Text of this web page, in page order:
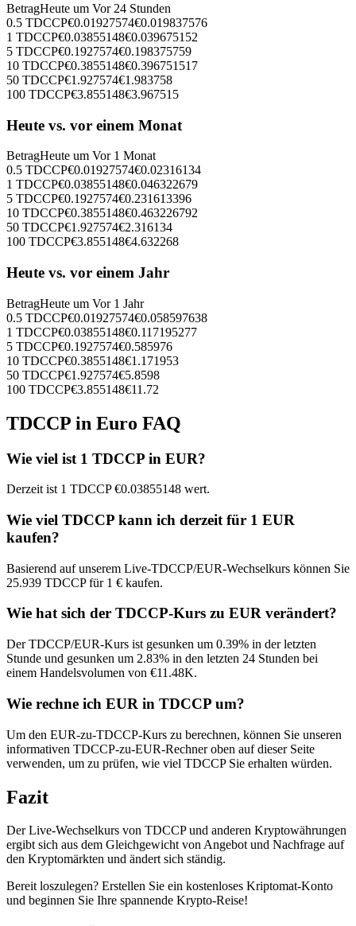
BetragHeute um Vor 24 Stunden
0.5 TDCCP€0.01927574€0.019837576
1 TDCCP€0.03855148€0.039675152
5 TDCCP€0.1927574€0.198375759
10 TDCCP€0.3855148€0.396751517
50 TDCCP€1.927574€1.983758
100 TDCCP€3.855148€3.967515
Heute vs. vor einem Monat
BetragHeute um Vor 1 Monat
0.5 TDCCP€0.01927574€0.02316134
1 TDCCP€0.03855148€0.046322679
5 TDCCP€0.1927574€0.231613396
10 TDCCP€0.3855148€0.463226792
50 TDCCP€1.927574€2.316134
100 TDCCP€3.855148€4.632268
Heute vs. vor einem Jahr
BetragHeute um Vor 1 Jahr
0.5 TDCCP€0.01927574€0.058597638
1 TDCCP€0.03855148€0.117195277
5 TDCCP€0.1927574€0.585976
10 TDCCP€0.3855148€1.171953
50 TDCCP€1.927574€5.8598
100 TDCCP€3.855148€11.72
TDCCP in Euro FAQ
Wie viel ist 1 TDCCP in EUR?
Derzeit ist 1 TDCCP €0.03855148 wert.
Wie viel TDCCP kann ich derzeit für 1 EUR
kaufen?
Basierend auf unserem Live-TDCCP/EUR-Wechselkurs können Sie
25.939 TDCCP für 1 € kaufen.
Wie hat sich der TDCCP-Kurs zu EUR verändert?
Der TDCCP/EUR-Kurs ist gesunken um 0.39% in der letzten
Stunde und gesunken um 2.83% in den letzten 24 Stunden bei
einem Handelsvolumen von €11.48K.
Wie rechne ich EUR in TDCCP um?
Um den EUR-zu-TDCCP-Kurs zu berechnen, können Sie unseren
informativen TDCCP-zu-EUR-Rechner oben auf dieser Seite
verwenden, um zu prüfen, wie viel TDCCP Sie erhalten würden.
Fazit
Der Live-Wechselkurs von TDCCP und anderen Kryptowährungen
ergibt sich aus dem Gleichgewicht von Angebot und Nachfrage auf
den Kryptomärkten und ändert sich ständig.
Bereit loszulegen? Erstellen Sie ein kostenloses Kriptomat-Konto
und beginnen Sie Ihre spannende Krypto-Reise!